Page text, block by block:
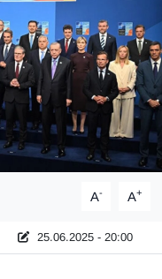
A- A+
25.06.2025 - 20:00